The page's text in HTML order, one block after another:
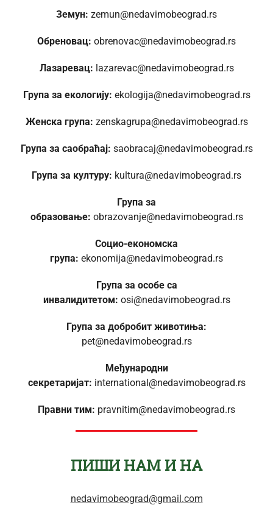
Земун: zemun@nedavimobeograd.rs
Обреновац: obrenovac@nedavimobeograd.rs
Лазаревац: lazarevac@nedavimobeograd.rs
Група за екологију: ekologija@nedavimobeograd.rs
Женска група: zenskagrupa@nedavimobeograd.rs
Група за саобраћај: saobracaj@nedavimobeograd.rs
Група за културу: kultura@nedavimobeograd.rs
Група за
образовање: obrazovanje@nedavimobeograd.rs
Социо-економска
група: ekonomija@nedavimobeograd.rs
Група за особе са
инвалидитетом: osi@nedavimobeograd.rs
Група за добробит животиња:
pet@nedavimobeograd.rs
Међународни
секретаријат: international@nedavimobeograd.rs
Правни тим: pravnitim@nedavimobeograd.rs
ПИШИ НАМ И НА
nedavimobeograd@gmail.com